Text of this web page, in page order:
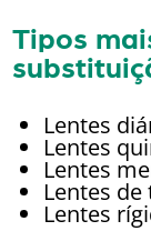
Tipos
Lentes
Lentes
Lentes
Lentes
Lentes